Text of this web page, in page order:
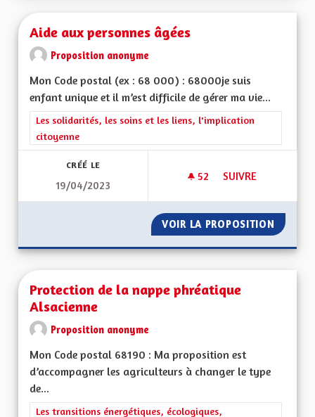
Aide aux personnes âgées
Proposition anonyme
Mon Code postal (ex : 68 000) : 68000je suis
enfant unique et il m’est difficile de gérer ma vie...
Filtrer les résultats de la catégorie : Les solidarités, les soins
Les solidarités, les soins et les liens, l'implication
citoyenne
CRÉÉ LE
19/04/2023
52 52 ABONNÉS
SUIVRE
VOIR LA PROPOSITION AIDE
Protection de la nappe phréatique
Alsacienne
Proposition anonyme
Mon Code postal 68190 : Ma proposition est
d’accompagner les agriculteurs à changer le type
de...
Filtrer les résultats de la catégorie : Les transitions
Les transitions énergétiques, écologiques,